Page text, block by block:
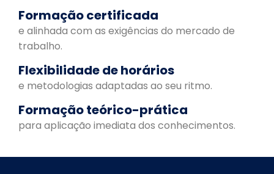
Formação certificada
e alinhada com as exigências do mercado de
trabalho.
Flexibilidade de horários
e metodologias adaptadas ao seu ritmo.
Formação teórico-prática
para aplicação imediata dos conhecimentos.